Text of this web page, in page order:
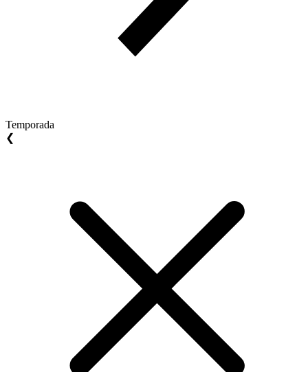
Temporada
❮